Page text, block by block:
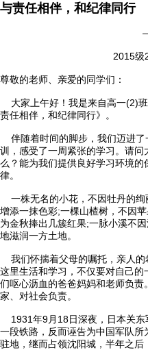
与责任相伴，和纪律同行
——国旗下
2015
尊敬的老师、亲爱的同学们：
大家上午好！我是来自高一(2)
责任相伴，和纪律同行》。
伴随着时间的脚步，我们迈进了
训，感受了一周紧张的学习。请
么？能为我们提供良好学习环境
律。
一株无名的小花，不因牡丹的绚
增添一抹色彩;一棵山楂树，不因
为金秋捧出几簇红果;一脉小溪不
地滋润一方土地。
我们怀揣着父母的嘱托，亲人的
这里生活和学习，不仅要对自己
们呕心沥血的爸爸妈妈和老师负
家、对社会负责。
1931年9月18日深夜，日本关东
一段铁路，反而诬告为中国军队
驻地，继而占领沈阳城，半年之
 首页
 学校概况
 信息公开
 最新公告
 科学技术实验校